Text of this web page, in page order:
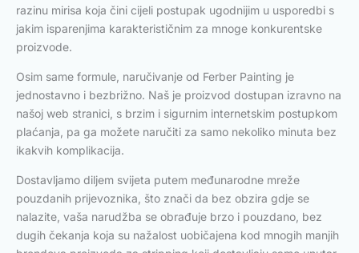
razinu mirisa koja čini cijeli postupak ugodnijim u usporedbi s
jakim isparenjima karakterističnim za mnoge konkurentske
proizvode.
Osim same formule, naručivanje od Ferber Painting je
jednostavno i bezbrižno. Naš je proizvod dostupan izravno na
našoj web stranici, s brzim i sigurnim internetskim postupkom
plaćanja, pa ga možete naručiti za samo nekoliko minuta bez
ikakvih komplikacija.
Dostavljamo diljem svijeta putem međunarodne mreže
pouzdanih prijevoznika, što znači da bez obzira gdje se
nalazite, vaša narudžba se obrađuje brzo i pouzdano, bez
dugih čekanja koja su nažalost uobičajena kod mnogih manjih